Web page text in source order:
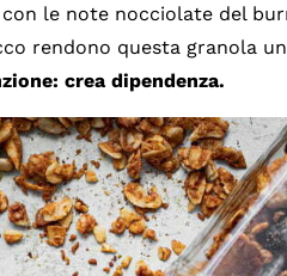
le note nocciolate del
rendono questa granola
crea dipendenza.